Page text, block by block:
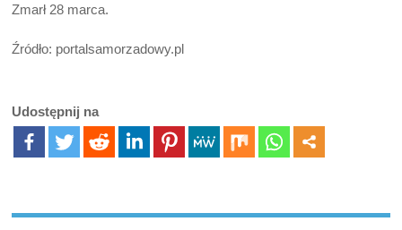
Zmarł 28 marca.
Źródło: portalsamorzadowy.pl
Udostępnij na